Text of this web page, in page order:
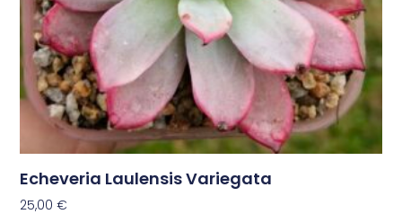
Echeveria Laulensis Variegata
25,00€